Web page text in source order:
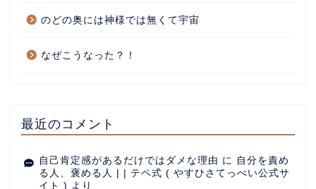
のどの奥には神様では無くて宇宙
なぜこうなった？！
最近のコメント
自己肯定感があるだけではダメな理由 に 自分を責め
る人、褒める人 | | テペ式 ( やすひさてっぺい公式サ
イト ) より